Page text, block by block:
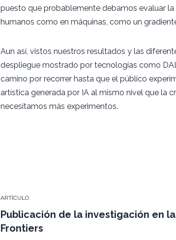
puesto que probablemente debamos evaluar
humanos como en máquinas, como un
Aun así, vistos nuestros resultados y las
despliegue mostrado por tecnologías como
camino por recorrer hasta que el público
artística generada por IA al mismo nivel que la
necesitamos más experimentos.
ARTÍCULO
Publicación de la investigación en
Frontiers